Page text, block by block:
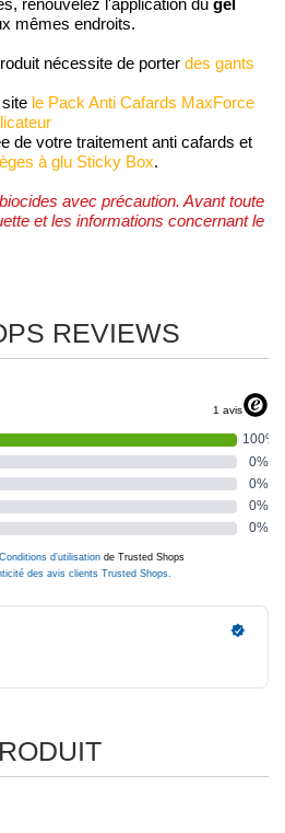
renouvelez l'application du gel
mêmes endroits.
nécessite de porter des gants
le Pack Anti Cafards MaxForce
de votre traitement anti cafards et
à glu Sticky Box.
avec précaution. Avant toute
et les informations concernant le
REVIEWS